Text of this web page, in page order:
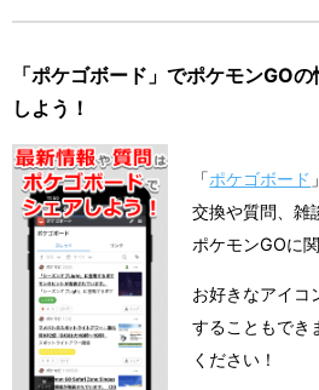
「ポケゴボード」でポケモンGO
しよう！
「ポケゴボード
交換や質問、雑
ポケモンGOに
お好きなアイコ
することもでき
ください！